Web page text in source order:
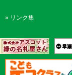
» リンク集